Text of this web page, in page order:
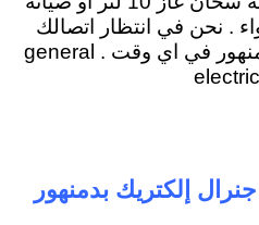
. نحن في انتظار اتصالك
ونرحب بزيارتك لفرعنا بدمنهور في اي وقت . general
إلكتريك بدمنهور